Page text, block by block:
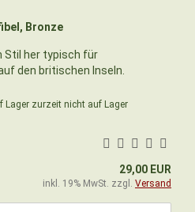
Bronze
Stil her typisch für
den britischen Inseln.
zurzeit nicht auf Lager
29,00 EUR
inkl. 19% MwSt. zzgl. Versand